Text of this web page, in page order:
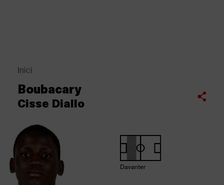
Fil
d'Ariadna
Inici
Boubacary
Cisse Diallo
Compartir
Davanter